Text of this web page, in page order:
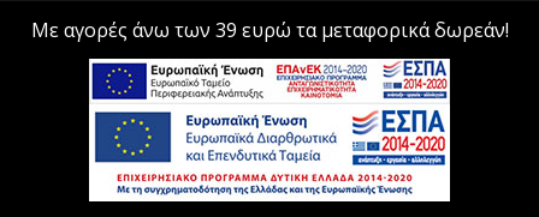
Με αγορές άνω των 39 ευρώ τα μεταφορικά δωρεάν!